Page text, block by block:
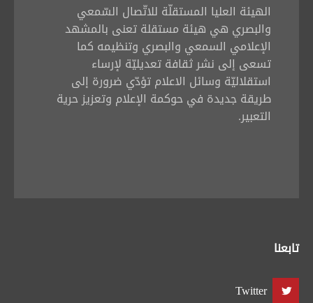
الهيئة العليا المستقلّة للاتّصال السّمعي
والبصري هي هيئة مستقلة تعنى بالمشهد
الإعلامي السمعي والبصري وتنظيمه كما
تسعى إلى نشر ثقافة تعديليّة لإرساء
استقلاليّة وسائل الاعلام تؤدّي ضرورة إلى
طريقة جديدة في حوكمة الإعلام وتعزيز حرية
التعبير.
تابعنا
Twitter